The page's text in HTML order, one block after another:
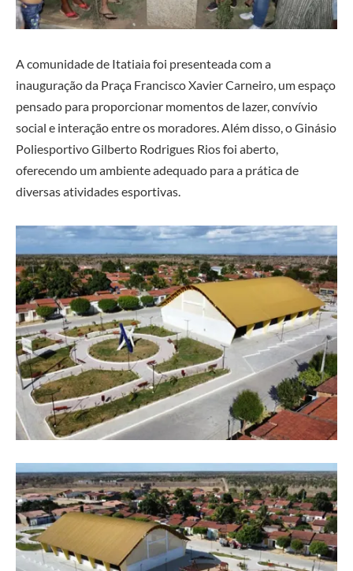
A comunidade de Itatiaia foi presenteada com a
inauguração da Praça Francisco Xavier Carneiro, um espaço
pensado para proporcionar momentos de lazer, convívio
social e interação entre os moradores. Além disso, o Ginásio
Poliesportivo Gilberto Rodrigues Rios foi aberto,
oferecendo um ambiente adequado para a prática de
diversas atividades esportivas.